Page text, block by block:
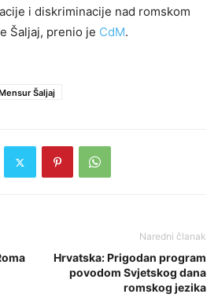
i diskriminacije nad romskom
Šaljaj, prenio je CdM.
Šaljaj
Naredni članak
Hrvatska: Prigodan program
povodom Svjetskog dana
romskog jezika